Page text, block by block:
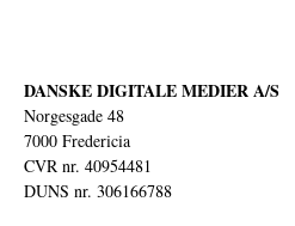
DANSKE DIGITALE MEDIER A/S
Norgesgade 48
7000 Fredericia
CVR nr. 40954481
DUNS nr. 306166788